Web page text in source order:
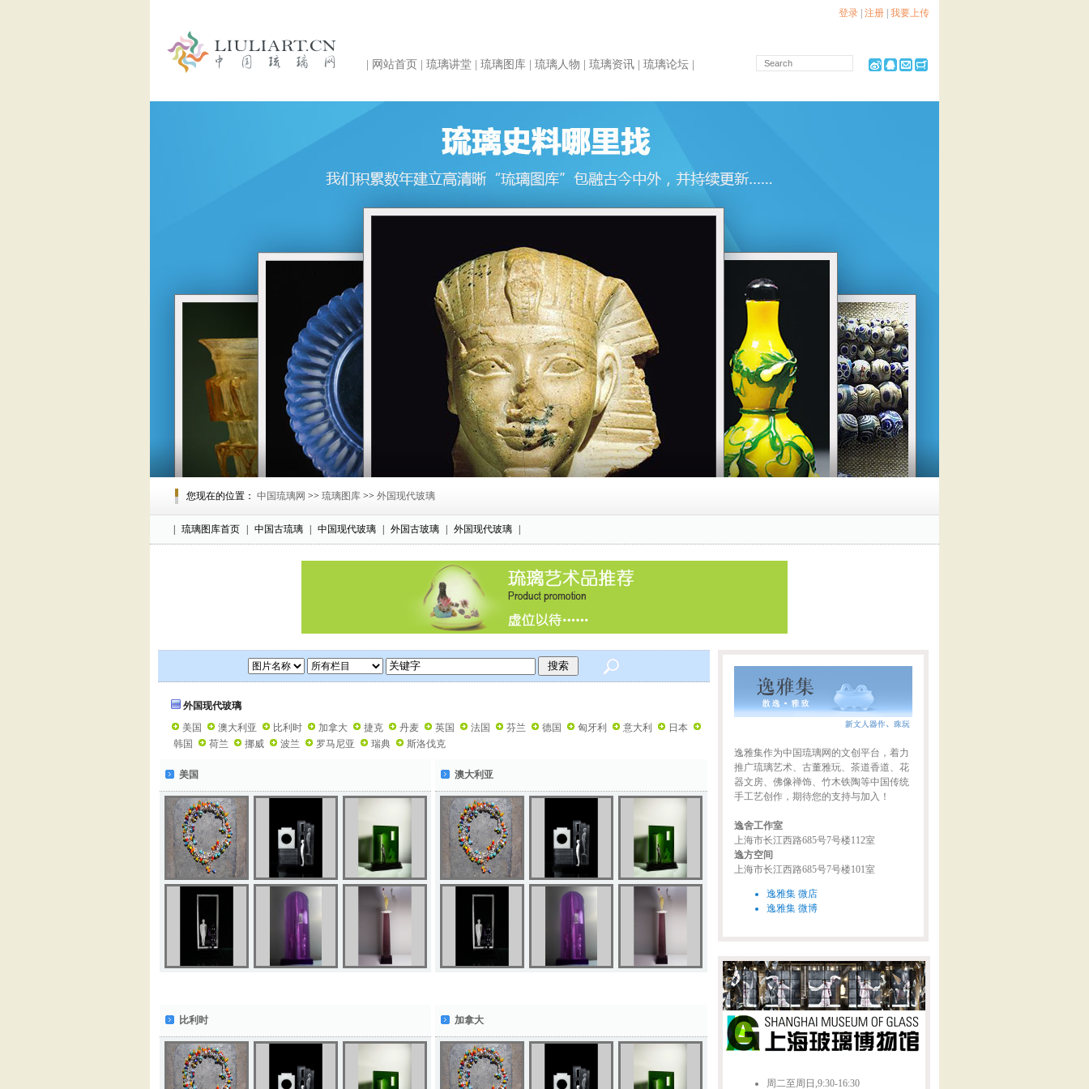
登录 注册 我要上传
网站首页 琉璃讲堂 琉璃图库 琉璃人物 琉璃资讯 琉璃论坛
您现在的位置： 中国琉璃网 >> 琉璃图库 >> 外国现代玻璃
琉璃图库首页 中国古琉璃 中国现代玻璃 外国古玻璃 外国现代玻璃
外国现代玻璃
美国
澳大利亚 比利时 加拿大 捷克 丹麦 英国 法国 芬兰 德国 匈牙利 意大利
日本
韩国
荷兰 挪威 波兰 罗马尼亚 瑞典 斯洛伐克
美国 澳大利亚
比利时 加拿大
逸雅集作为中国琉璃网的文创平台，着力
推广琉璃艺术、古董雅玩、茶道香道、花
器文房、佛像禅饰、竹木铁陶等中国传统
手工艺创作，期待您的支持与加入！
逸舍工作室
上海市长江西路685号7号楼112室
逸方空间
上海市长江西路685号7号楼101室
逸雅集 微店
逸雅集 微博
周二至周日,9:30-16:30